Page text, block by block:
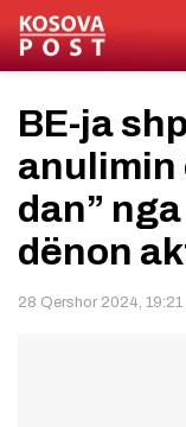
BE-ja
anulimin
dan”
dënon
28 Qershor 2024, 19:21